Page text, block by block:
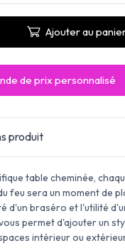
Ajouter au
de prix personnalisé
produit
table cheminée,
feu sera un moment de
d'un braséro et l'utilité
permet d'ajouter un
intérieur ou